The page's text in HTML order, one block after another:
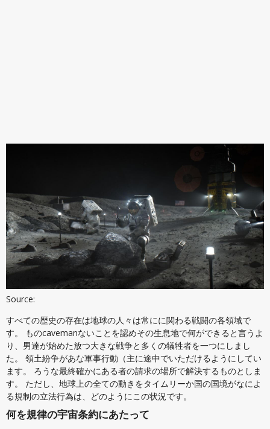
Source:
すべての歴史の存在は地球の人々は常にに関わる戦闘の各領域で
す。 ものcavemanないことを認めその生息地で何ができると言うよ
り、男達が始めた放つ大きな戦争と多くの犠牲者を一つにしまし
た。 領土紛争があな軍事行動（主に途中でいただけるようにしてい
ます。 ろうな最終確かにある者の請求の場所で解決するものとしま
す。 ただし、地球上の全ての動きをタイムリーか国の国境がなによ
る規制の立法行為は、どのようにこの状況です。
何を規律の宇宙条約にあたって